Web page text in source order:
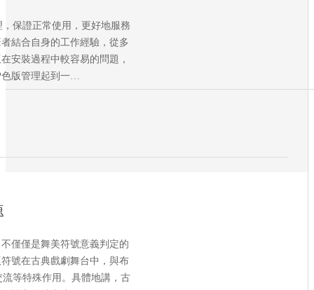
保證正常使用，更好地服務
結合自身的工作經驗，從多
安裝過程中較容易的問題，
版管理起到一…
僅僅是舞美符號意義判定的
號在古典戲劇舞台中，與布
等特殊作用。具體地講，古